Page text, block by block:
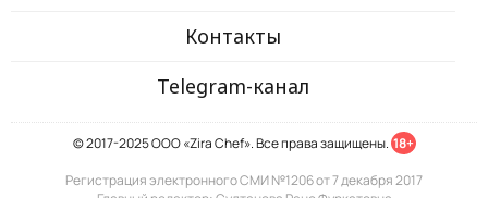
Контакты
Telegram-канал
© 2017-2025 ООО «Zira Chef». Все права защищены. 18+
Регистрация электронного СМИ №1206 от 7 декабря 2017